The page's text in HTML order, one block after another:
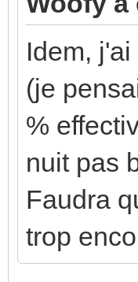
Idem,
(je
%
nuit pas
Faudra
trop